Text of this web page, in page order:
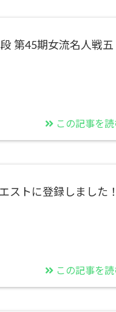
第45期女流名人戦五
この記事を読
ストに登録しました！
この記事を読